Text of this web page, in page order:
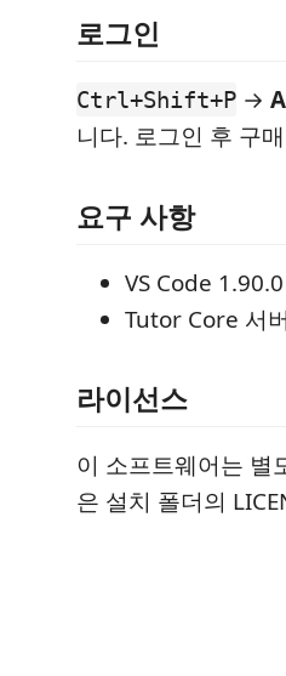
로그인
Ctrl+Shift+P →
니다. 로그인 후 구
요구 사항
VS Code
Tutor Core 서
라이선스
이 소프트웨어는 별
은 설치 폴더의